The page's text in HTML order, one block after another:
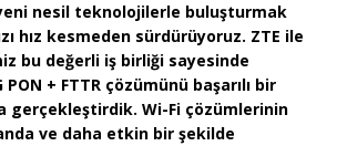
nesil teknolojilerle buluşturmak
hız kesmeden sürdürüyoruz. ZTE ile
bu değerli iş birliği sayesinde
PON + FTTR çözümünü başarılı bir
gerçekleştirdik. Wi-Fi çözümlerinin
ve daha etkin bir şekilde